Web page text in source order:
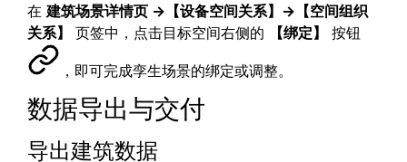
在 建筑场景详情页 → 【设备空间关系】 → 【空间组织
关系】
页签中，点击目标空间右侧的 【绑定】 按钮
，即可完成孪生场景的绑定或调整。
数据导出与交付
导出建筑数据